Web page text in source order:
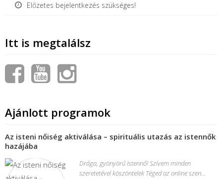
Előzetes bejelentkezés szükséges!
Itt is megtalálsz
Ajánlott programok
Az isteni nőiség aktiválása – spirituális utazás az istennők
hazájába
Drága, gyönyörű Istennő! Szívem minden
szeretetével köszöntelek Téged az online szen...